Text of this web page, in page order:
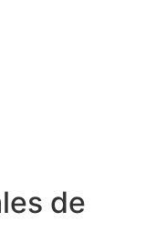
de